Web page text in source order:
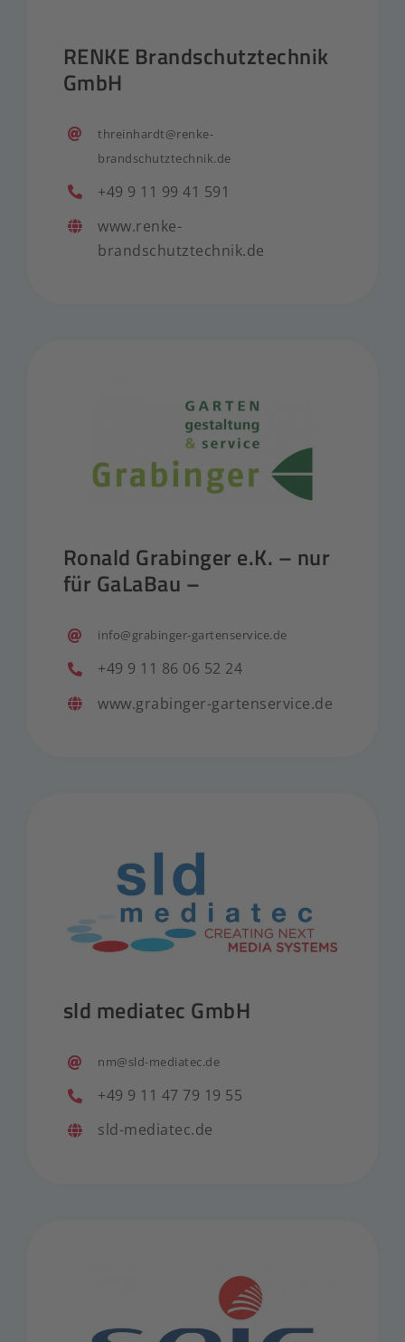
RENKE Brandschutztechnik
GmbH
threinhardt@renke-
brandschutztechnik.de
+49 9 11 99 41 591
www.renke-
brandschutztechnik.de
Ronald Grabinger e.K. – nur
für GaLaBau –
info@grabinger-gartenservice.de
+49 9 11 86 06 52 24
www.grabinger-gartenservice.de
sld mediatec GmbH
nm@sld-mediatec.de
+49 9 11 47 79 19 55
sld-mediatec.de